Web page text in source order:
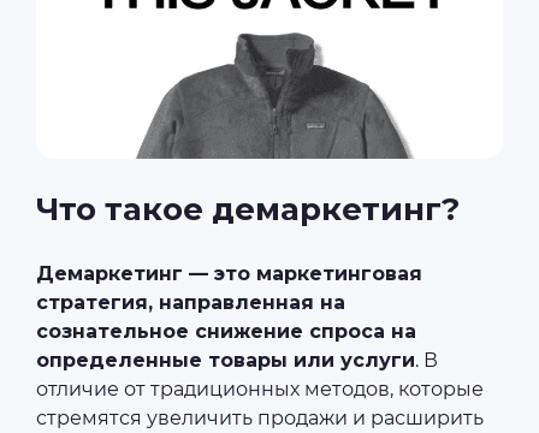
Что такое демаркетинг?
Демаркетинг — это маркетинговая
стратегия, направленная на
сознательное снижение спроса на
определенные товары или услуги. В
отличие от традиционных методов, которые
стремятся увеличить продажи и расширить